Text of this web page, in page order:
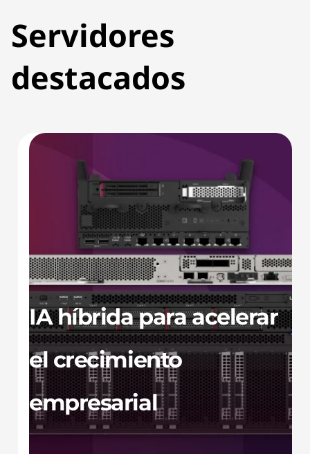
Servidores
destacados
IA híbrida para acelerar
el crecimiento
empresarial